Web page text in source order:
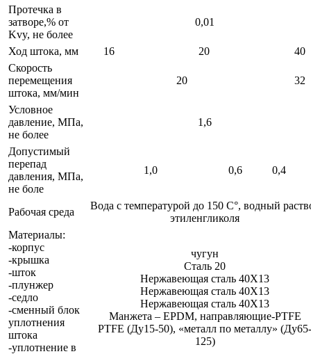
Протечка в
затворе,% от
Kvy, не более
0,01
Ход штока, мм 16 20
40
Скорость
перемещения
штока, мм/мин
20 32
Условное
давление, МПа,
не более
1,6
Допустимый
перепад
давления, МПа,
не боле
1,0 0,6 0,4
Рабочая среда
Вода с температурой до 150 С°, водный
этиленгликоля
Материалы:
-корпус
-крышка
-шток
-плунжер
-седло
-сменный блок
уплотнения
штока
-уплотнение в
чугун
Сталь 20
Нержавеющая сталь 40Х13
Нержавеющая сталь 40Х13
Нержавеющая сталь 40Х13
Манжета – EPDM, направляющие-PTFE
PTFE (Ду15-50), «металл по металлу» (Ду65-
125)